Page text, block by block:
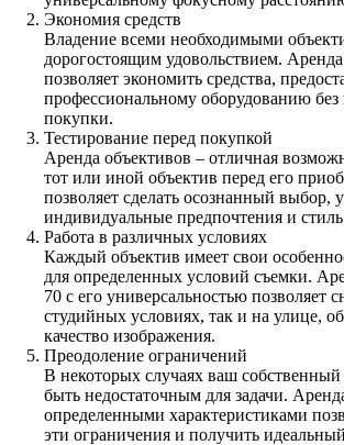
Экономия средств
Владение всеми необходимыми
дорогостоящим удовольствием.
позволяет экономить средства,
профессиональному оборудованию без
покупки.
Тестирование перед покупкой
Аренда объективов – отличная
тот или иной объектив перед его
позволяет сделать осознанный выбор,
индивидуальные предпочтения и
Работа в различных условиях
Каждый объектив имеет свои
для определенных условий съемки.
70 с его универсальностью позволяет
студийных условиях, так и на улице,
качество изображения.
Преодоление ограничений
В некоторых случаях ваш
быть недостаточным для задачи.
определенными характеристиками
эти ограничения и получить